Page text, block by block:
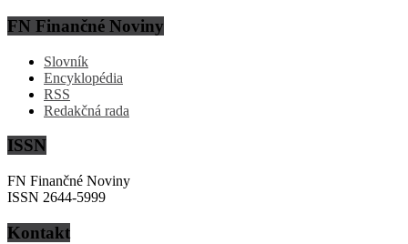
FN Finančné Noviny
Slovník
Encyklopédia
RSS
Redakčná rada
ISSN
FN Finančné Noviny
ISSN 2644-5999
Kontakt